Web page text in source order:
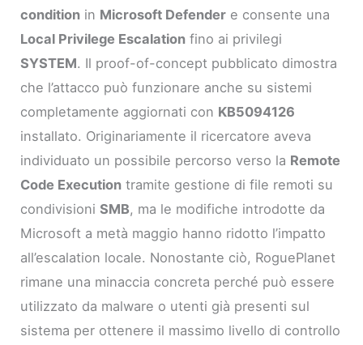
condition in Microsoft Defender e consente una
Local Privilege Escalation fino ai privilegi
SYSTEM. Il proof-of-concept pubblicato dimostra
che l’attacco può funzionare anche su sistemi
completamente aggiornati con KB5094126
installato. Originariamente il ricercatore aveva
individuato un possibile percorso verso la Remote
Code Execution tramite gestione di file remoti su
condivisioniSMB, ma le modifiche introdotte da
Microsoft a metà maggio hanno ridotto l’impatto
all’escalation locale. Nonostante ciò, RoguePlanet
rimane una minaccia concreta perché può essere
utilizzato da malware o utenti già presenti sul
sistema per ottenere il massimo livello di controllo